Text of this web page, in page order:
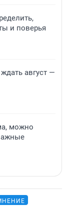
и поверья
август —
можно